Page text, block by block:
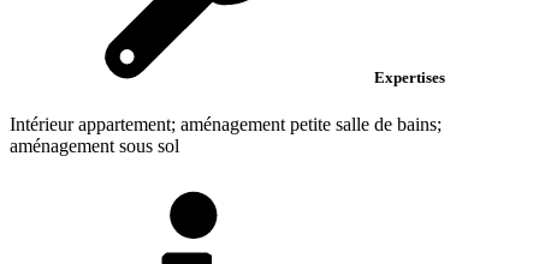
Expertises
Intérieur appartement; aménagement petite salle de bains;
aménagement sous sol